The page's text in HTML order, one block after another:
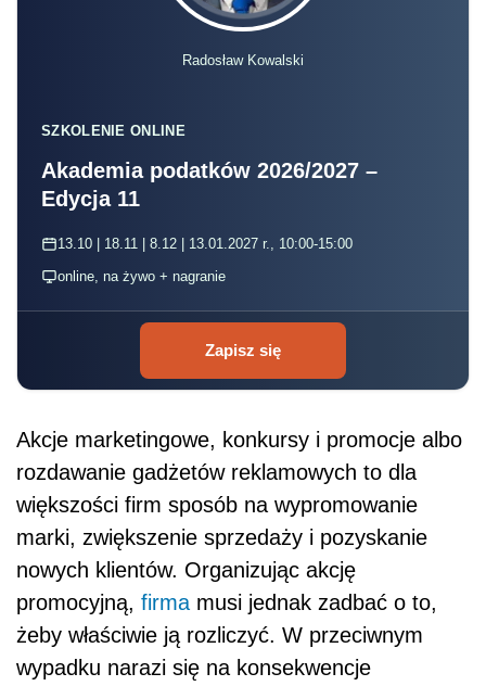
Radosław Kowalski
SZKOLENIE ONLINE
Akademia podatków 2026/2027 –
Edycja 11
13.10 | 18.11 | 8.12 | 13.01.2027 r., 10:00-15:00
online, na żywo + nagranie
Zapisz się
Akcje marketingowe, konkursy i promocje albo
rozdawanie gadżetów reklamowych to dla
większości firm sposób na wypromowanie
marki, zwiększenie sprzedaży i pozyskanie
nowych klientów. Organizując akcję
promocyjną, firma musi jednak zadbać o to,
żeby właściwie ją rozliczyć. W przeciwnym
wypadku narazi się na konsekwencje